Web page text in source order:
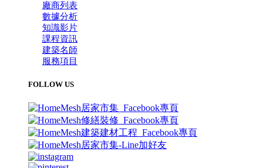
廠商列表
數據分析
知識影片
課程資訊
建築名師
服務項目
FOLLOW US